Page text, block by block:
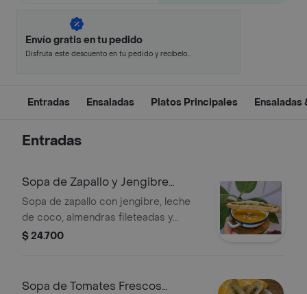
Envío gratis en tu pedido
Disfruta este descuento en tu pedido y recíbelo
Entradas Ensaladas Platos Principales Ensaladas
Entradas
Sopa de Zapallo y Jengibre
Vegano
Sopa de zapallo con jengibre, leche
de coco, almendras fileteadas y
tostada de sourdough.
$ 24.700
Sopa de Tomates Frescos